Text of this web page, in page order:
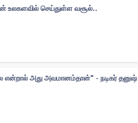
உலகளவில் செய்துள்ள வசூல்..
என்றால் அது அவமானம்தான்" - நடிகர் தனுஷ்